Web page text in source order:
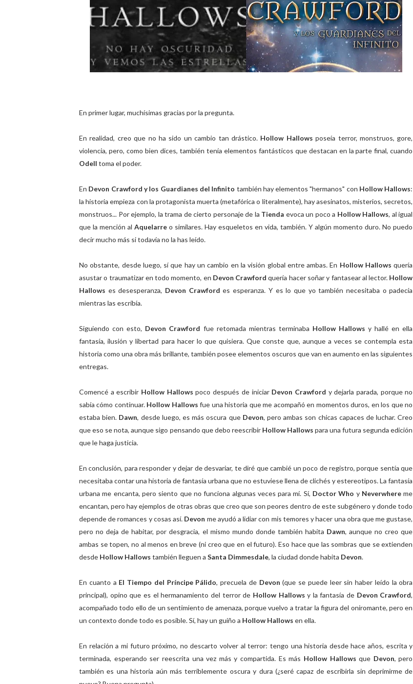
En primer lugar, muchísimas gracias por la pregunta.
En realidad, creo que no ha sido un cambio tan drástico. Hollow Hallows poseía terror, monstruos, gore,
violencia, pero, como bien dices, también tenía elementos fantásticos que destacan en la parte final, cuando
Odell toma el poder.
En Devon Crawford y los Guardianes del Infinito también hay elementos "hermanos" con Hollow Hallows:
la historia empieza con la protagonista muerta (metafórica o literalmente), hay asesinatos, misterios, secretos,
monstruos... Por ejemplo, la trama de cierto personaje de la Tienda evoca un poco a Hollow Hallows, al igual
que la mención alAquelarreo similares. Hay esqueletos en vida, también. Y algún momento duro. No puedo
decir mucho más si todavía no la has leído.
No obstante, desde luego, sí que hay un cambio en la visión global entre ambas. En Hollow Hallows quería
asustar o traumatizar en todo momento, en Devon Crawfordquería hacer soñar y fantasear al lector. Hollow
Hallows es desesperanza, Devon Crawfordes esperanza. Y es lo que yo también necesitaba o padecía
mientras las escribía.
Siguiendo con esto, Devon Crawford fue retomada mientras terminaba Hollow Hallows y hallé en ella
fantasía, ilusión y libertad para hacer lo que quisiera. Que conste que, aunque a veces se contempla esta
historia como una obra más brillante, también posee elementos oscuros que van en aumento en las siguientes
entregas.
Comencé a escribir Hollow Hallows poco después de iniciar Devon Crawford y dejarla parada, porque no
sabía cómo continuar. Hollow Hallows fue una historia que me acompañó en momentos duros, en los que no
estaba bien. Dawn, desde luego, es más oscura que Devon, pero ambas son chicas capaces de luchar. Creo
que eso se nota, aunque sigo pensando que debo reescribir Hollow Hallows para una futura segunda edición
que le haga justicia.
En conclusión, para responder y dejar de desvariar, te diré que cambié un poco de registro, porque sentía que
necesitaba contar una historia de fantasía urbana que no estuviese llena de clichés y estereotipos. La fantasía
urbana me encanta, pero siento que no funciona algunas veces para mí. Sí, Doctor Who y Neverwhereme
encantan, pero hay ejemplos de otras obras que creo que son peores dentro de este subgénero y donde todo
depende de romances y cosas así. Devon me ayudó a lidiar con mis temores y hacer una obra que me gustase,
pero no deja de habitar, por desgracia, el mismo mundo donde también habita Dawn, aunque no creo que
ambas se topen, no al menos en breve (ni creo que en el futuro). Eso hace que las sombras que se extienden
desde Hollow Hallows también lleguen a Santa Dimmesdale, la ciudad donde habita Devon.
En cuanto a El Tiempo del Príncipe Pálido, precuela de Devon(que se puede leer sin haber leído la obra
principal), opino que es el hermanamiento del terror de Hollow Hallowsy la fantasía de Devon Crawford,
acompañado todo ello de un sentimiento de amenaza, porque vuelvo a tratar la figura del oniromante, pero en
un contexto donde todo es posible. Sí, hay un guiño a Hollow Hallows en ella.
En relación a mi futuro próximo, no descarto volver al terror: tengo una historia desde hace años, escrita y
terminada, esperando ser reescrita una vez más y compartida. Es más Hollow Hallowsque Devon, pero
también es una historia aún más terriblemente oscura y dura (¿seré capaz de escribirla sin deprimirme de